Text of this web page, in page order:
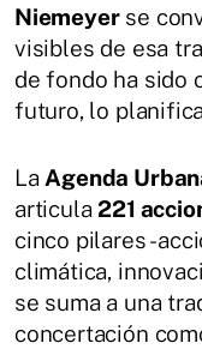
Niemeyerse
visibles de esa
de fondo ha sido
futuro, lo
La Agenda
articula221
cinco pilares -
climática,
se suma a una
concertación